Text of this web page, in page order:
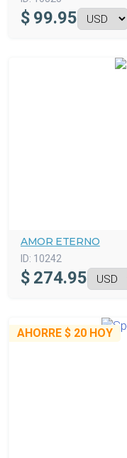
$ 99.95
AMOR ETERNO
ID: 10242
$ 274.95
AHORRE $ 20 HOY